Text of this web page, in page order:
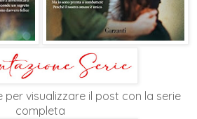
per visualizzare il post con la serie
completa